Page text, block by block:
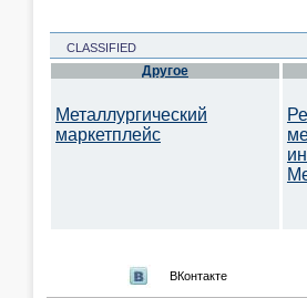
CLASSIFIED
Другое
Металлургический
маркетплейс
ВКонтакте